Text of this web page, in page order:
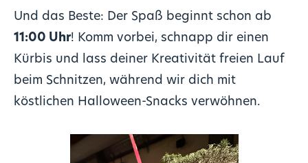
Und das Beste: Der Spaß beginnt schon ab
11:00 Uhr! Komm vorbei, schnapp dir einen
Kürbis und lass deiner Kreativität freien Lauf
beim Schnitzen, während wir dich mit
köstlichen Halloween-Snacks verwöhnen.